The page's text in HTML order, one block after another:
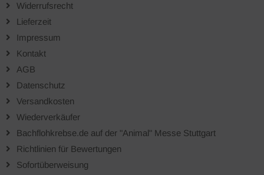
Widerrufsrecht
Lieferzeit
Impressum
Kontakt
AGB
Datenschutz
Versandkosten
Wiederverkäufer
Bachflohkrebse.de auf der "Animal" Messe Stuttgart
Richtlinien für Bewertungen
Sofortüberweisung